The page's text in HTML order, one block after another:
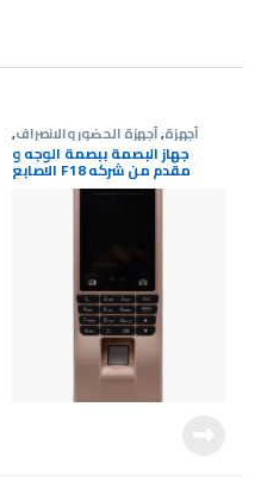
أجهزة,أجهزة الحضور والانصراف,
الكترونيات
جهاز البصمة ببصمة الوجه و
الاصابع F18 مقدم من شركه
SevenCameras